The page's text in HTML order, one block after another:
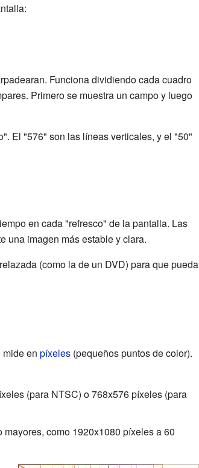
Funciona dividiendo cada cuadro
Primero se muestra un campo y luego
El "576" son las líneas verticales, y el "50"
en cada "refresco" de la pantalla. Las
una imagen más estable y clara.
(como la de un DVD) para que pueda
en píxeles(pequeños puntos de color).
(para NTSC) o 768x576 píxeles (para
como 1920x1080 píxeles a 60